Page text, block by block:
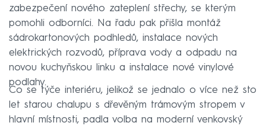
zabezpečení nového zateplení střechy, se kterým
pomohli odborníci. Na řadu pak přišla montáž
sádrokartonových podhledů, instalace nových
elektrických rozvodů, příprava vody a odpadu na
novou kuchyňskou linku a instalace nové vinylové
podlahy.
Co se týče interiéru, jelikož se jednalo o více než sto
let starou chalupu s dřevěným trámovým stropem v
hlavní místnosti, padla volba na moderní venkovský